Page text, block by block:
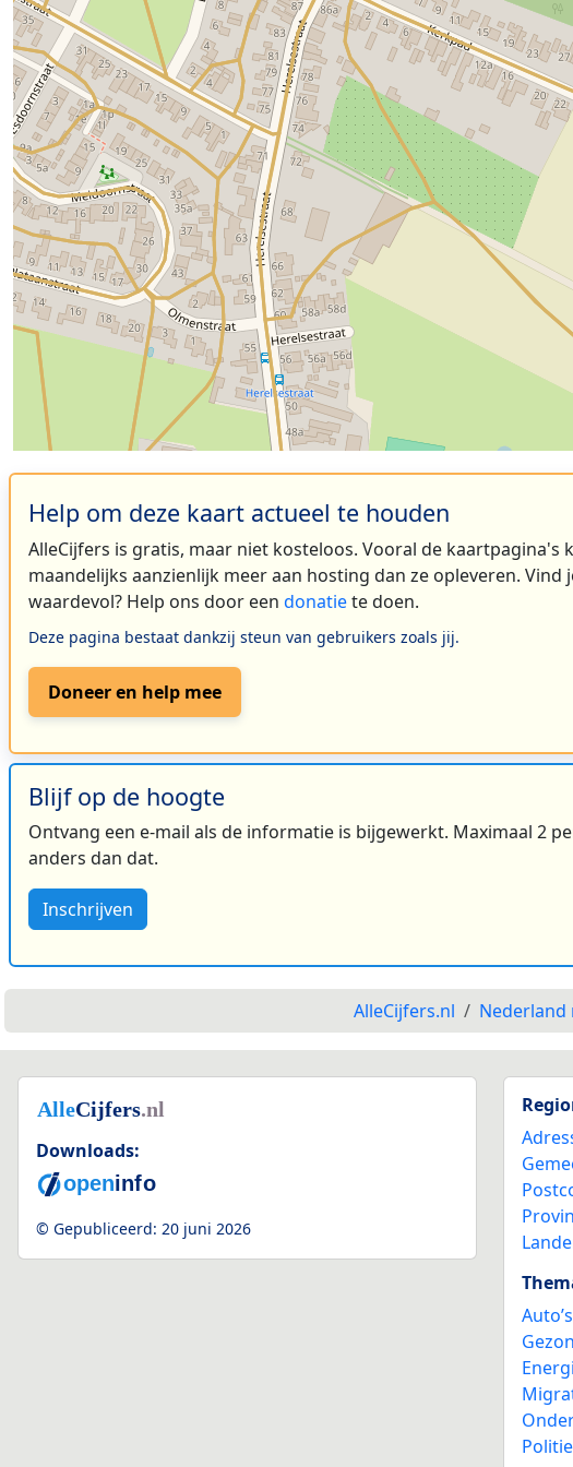
Help om deze kaart actueel te houden
AlleCijfers is gratis, maar niet kosteloos. Vooral de kaartpagina's
maandelijks aanzienlijk meer aan hosting dan ze opleveren. Vind
waardevol? Help ons door een donatiete doen.
Deze pagina bestaat dankzij steun van gebruikers zoals jij.
Doneer en help mee
Blijf op de hoogte
Ontvang een e-mail als de informatie is bijgewerkt. Maximaal 2
anders dan dat.
Inschrijven
AlleCijfers.nl Nederland
Downloads:
© Gepubliceerd: 20 juni 2026
Auto’s